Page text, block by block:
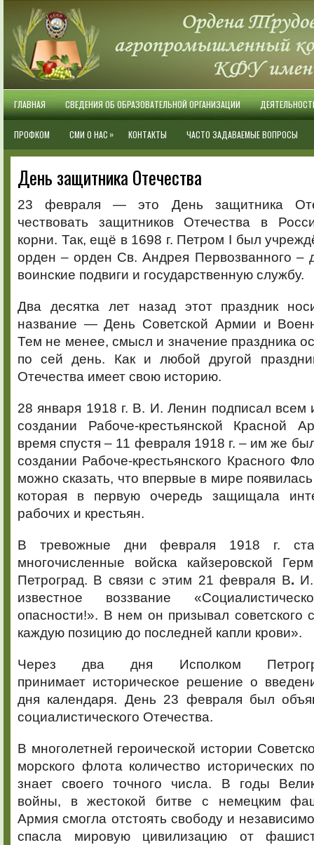
ГЛАВНАЯ СВЕДЕНИЯ ОБ ОБРАЗОВАТЕЛЬНОЙ ОРГАНИЗАЦИИ
ПРОФКОМ СМИ О НАС » КОНТАКТЫ ЧАСТО ЗАДАВАЕМЫЕ ВОПРОСЫ
День защитника Отечества
23 февраля — это День защитника
чествовать защитников Отечества в
корни. Так, ещё в 1698 г. Петром I был
орден – орден Св. Андрея Первозванного –
воинские подвиги и государственную службу.
Два десятка лет назад этот праздник
название — День Советской Армии и
Тем не менее, смысл и значение праздника
по сей день. Как и любой другой
Отечества имеет свою историю.
28 января 1918 г. В. И. Ленин подписал всем
создании Рабоче-крестьянской Красной
время спустя – 11 февраля 1918 г. – им же
создании Рабоче-крестьянского Красного
можно сказать, что впервые в мире
которая в первую очередь защищала
рабочих и крестьян.
В тревожные дни февраля 1918 г.
многочисленные войска кайзеровской
Петроград. В связи с этим 21 февраля В.
известное воззвание
опасности!». В нем он призывал советского
каждую позицию до последней капли крови».
Через два дня Исполком
принимает историческое решение о
дня календаря. День 23 февраля был
социалистического Отечества.
В многолетней героической истории
морского флота количество исторических
знает своего точного числа. В годы
войны, в жестокой битве с немецким
Армия смогла отстоять свободу и
спасла мировую цивилизацию от